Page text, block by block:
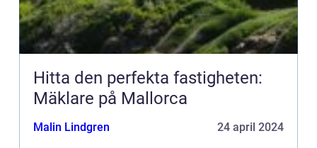
Hitta den perfekta fastigheten:
Mäklare på Mallorca
Malin Lindgren 24 april 2024